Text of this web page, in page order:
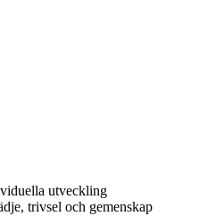
utveckling
trivsel och gemenskap